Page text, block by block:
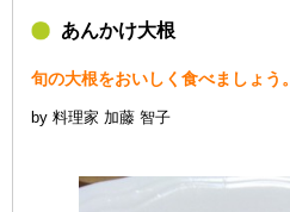
あんかけ大根
旬の大根をおいしく食べましょう。
by 料理家 加藤 智子